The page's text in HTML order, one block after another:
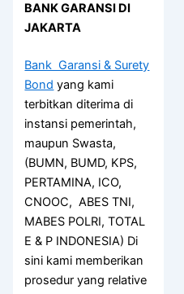
BANK GARANSI DI
JAKARTA
Bank Garansi & Surety
Bond yang kami
terbitkan diterima di
instansi pemerintah,
maupun Swasta,
(BUMN, BUMD, KPS,
PERTAMINA, ICO,
CNOOC, ABES TNI,
MABES POLRI, TOTAL
E & P INDONESIA) Di
sini kami memberikan
prosedur yang relative